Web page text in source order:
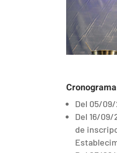
Del 05/09/
Del 16/
de